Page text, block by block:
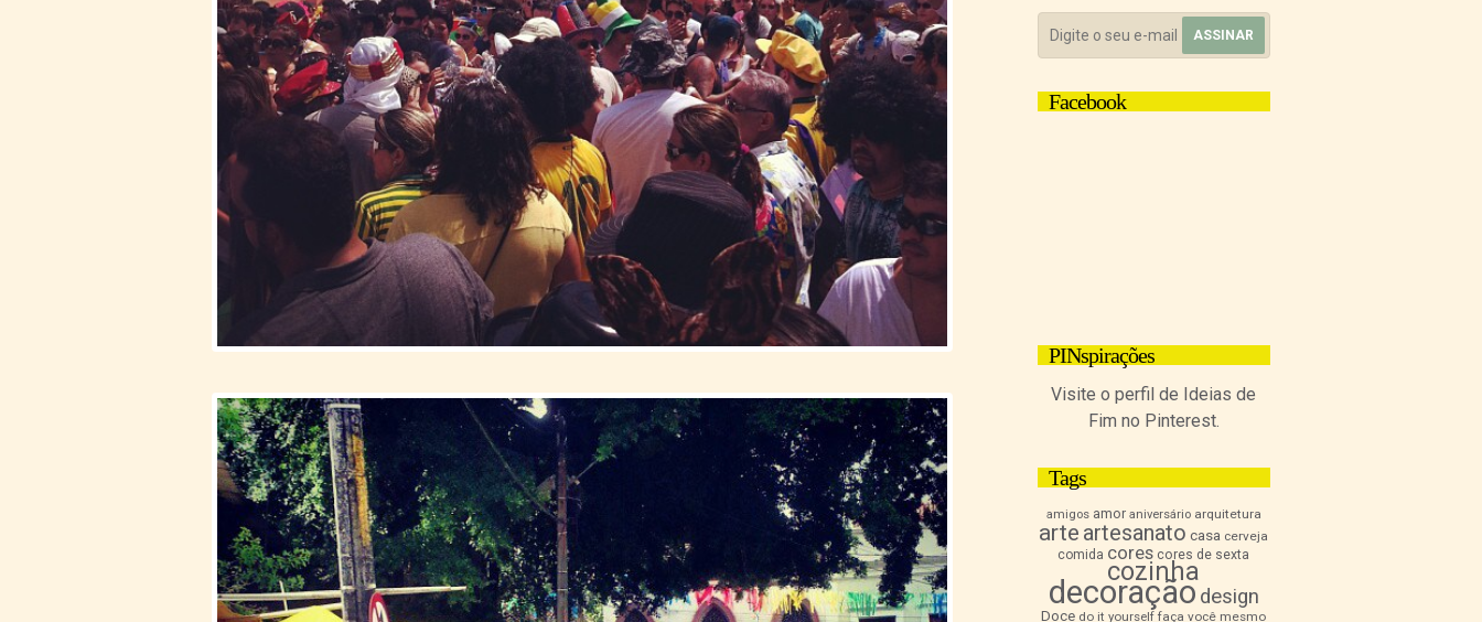
Facebook
PINspirações
Visite o perfil de Ideias de
Fim no Pinterest.
Tags
amigos amor aniversário arquitetura
arte artesanato casa cerveja
comida cores cores de sexta
cozinha
decoraçãodesign
Doce do it yourself faça você mesmo